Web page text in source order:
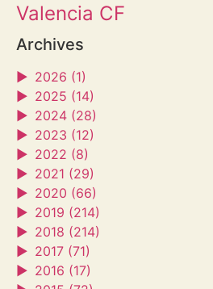
Valencia CF
Archives
► 2026 (1)
► 2025 (14)
► 2024 (28)
► 2023 (12)
► 2022 (8)
► 2021 (29)
► 2020 (66)
► 2019 (214)
► 2018 (214)
► 2017 (71)
► 2016 (17)